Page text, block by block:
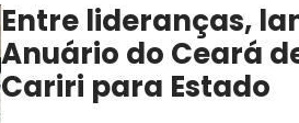
Entre lideranças,
Anuário do Ceará
Cariri para Estado